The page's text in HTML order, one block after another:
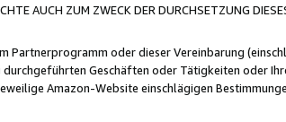
AUCH ZUM ZWECK DER DURCHSETZUNG
Partnerprogramm oder dieser Vereinbarung
Geschäften oder Tätigkeiten oder
Amazon-Website einschlägigen